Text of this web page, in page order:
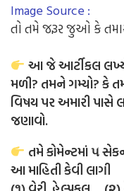
Image Source :
તો તમે જરૂર જુઓ કે
આ જે આર્ટીકલ
મળી? તમને ગમ્યો? કે
વિષય પર અમારી પાસે
જણાવો.
તમે કોમેન્ટમાં ૫
આ માહિતી કેવી લાગી